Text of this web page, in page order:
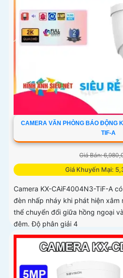
CAMERA VĂN PHÒNG BÁO ĐỘNG
TIF-A
Giá Bán:
Giá Khuyến Mại:
Camera KX-CAiF4004N3-TiF-A
đèn nhấp nháy khi phát hiện xâm
thể chuyển đổi giữa hồng ngoại
đêm. Độ phân giải 4